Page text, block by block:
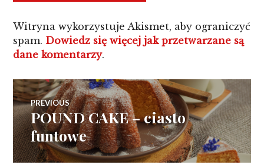
Witryna wykorzystuje Akismet, aby ograniczyć
spam. Dowiedz się więcej jak przetwarzane są
dane komentarzy.
Nawigacja
wpisu
PREVIOUS
Previous
post:
POUND CAKE – ciasto
funtowe